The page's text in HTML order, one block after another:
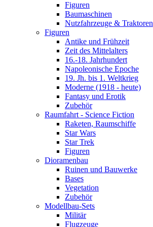
Figuren
Baumaschinen
Nutzfahrzeuge & Traktoren
Figuren
Antike und Frühzeit
Zeit des Mittelalters
16.-18. Jahrhundert
Napoleonische Epoche
19. Jh. bis 1. Weltkrieg
Moderne (1918 - heute)
Fantasy und Erotik
Zubehör
Raumfahrt - Science Fiction
Raketen, Raumschiffe
Star Wars
Star Trek
Figuren
Dioramenbau
Ruinen und Bauwerke
Bases
Vegetation
Zubehör
Modellbau-Sets
Militär
Flugzeuge